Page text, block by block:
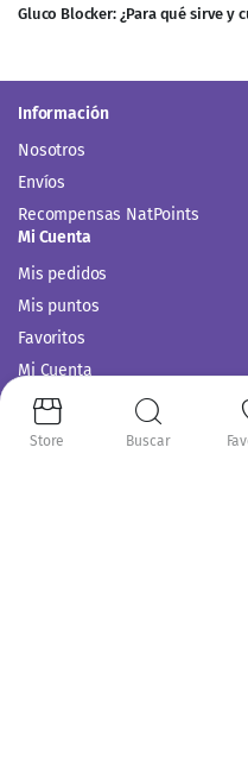
Gluco Blocker: ¿Para qué sirve y
Información
Nosotros
Envíos
Recompensas NatPoints
Mi Cuenta
Mis pedidos
Mis puntos
Favoritos
Mi Cuenta
Comparar
Servicio al Cliente
Store Buscar